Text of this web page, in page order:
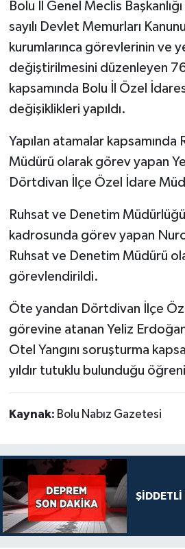
Bolu İl Genel Meclis
sayılı Devlet Memurları
kurumlarınca görevlerinin ve
değiştirilmesini düzenleyen
kapsamında Bolu İl Özel
değişiklikleri yapıldı.
Yapılan atamalar
Müdürü olarak görev yapan
Dörtdivan İlçe Özel İdare
Ruhsat ve Denetim
kadrosunda görev yapan
Ruhsat ve Denetim Müdürü
görevlendirildi.
Öte yandan Dörtdivan İlçe
görevine atanan Yeliz
Otel Yangını soruşturma
yıldır tutuklu bulunduğu
Kaynak: Bolu Nabız Gazetesi
ŞİDDETLİ